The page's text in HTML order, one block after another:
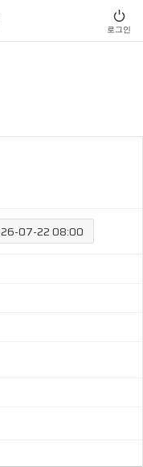
로그인